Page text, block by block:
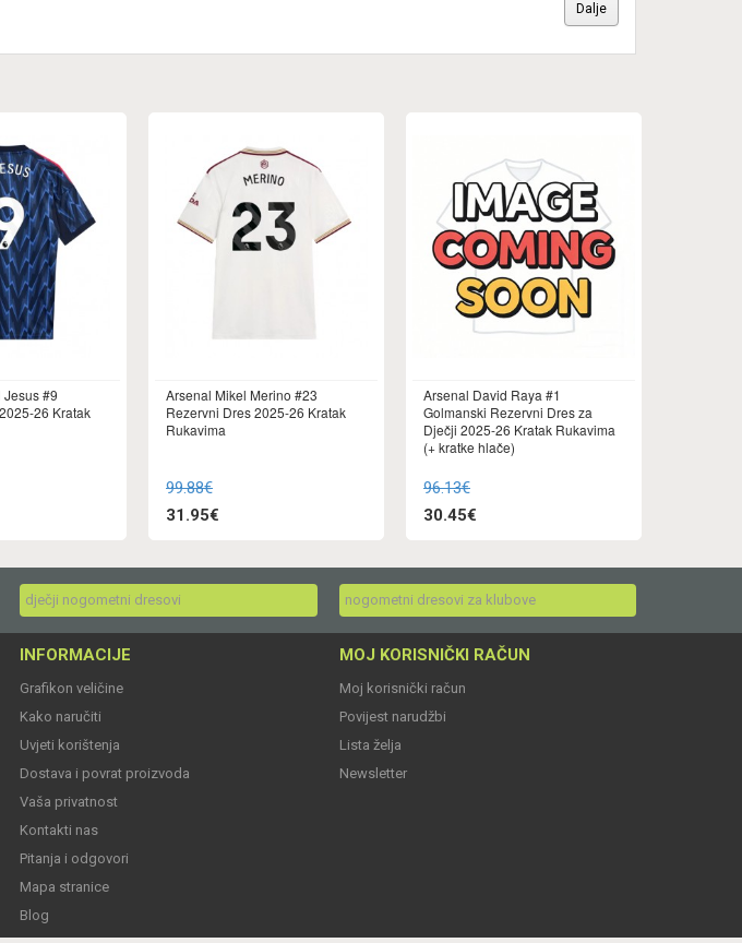
Dalje
#9
26 Kratak
Arsenal Mikel Merino #23
Rezervni Dres 2025-26 Kratak
Rukavima
99.88€
31.95€
Arsenal David Raya #1
Golmanski Rezervni Dres za
Dječji 2025-26 Kratak Rukavima
(+ kratke hlače)
96.13€
30.45€
dječji nogometni dresovi nogometni dresovi za klubove
INFORMACIJE
Grafikon veličine
Kako naručiti
Uvjeti korištenja
Dostava i povrat proizvoda
Vaša privatnost
Kontakti nas
Pitanja i odgovori
Mapa stranice
Blog
MOJ KORISNIČKI RAČUN
Moj korisnički račun
Povijest narudžbi
Lista želja
Newsletter